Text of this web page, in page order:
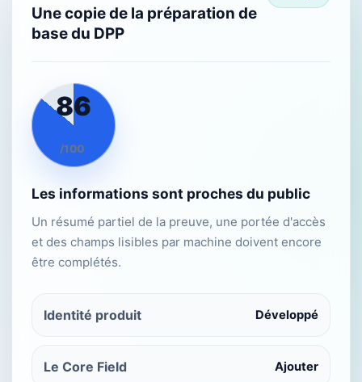
Une copie de la préparation de
base du DPP
86
/100
Les informations sont proches du public
Un résumé partiel de la preuve, une portée d'accès
et des champs lisibles par machine doivent encore
être complétés.
Identité produit Développé
Le Core Field Ajouter